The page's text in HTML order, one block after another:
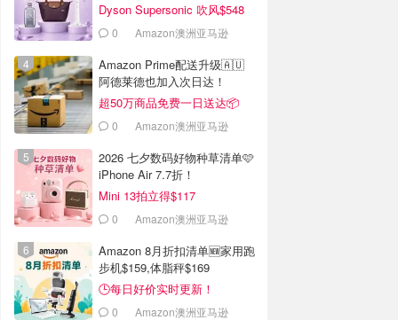
Dyson Supersonic 吹风$548
0 Amazon澳洲亚马逊
Amazon Prime配送升级🇦🇺
阿德莱德也加入次日达！
超50万商品免费一日送达📦
0 Amazon澳洲亚马逊
2026 七夕数码好物种草清单🩷
iPhone Air 7.7折！
Mini 13拍立得$117
0 Amazon澳洲亚马逊
Amazon 8月折扣清单🆕家用跑
步机$159,体脂秤$169
🕒每日好价实时更新！
0 Amazon澳洲亚马逊